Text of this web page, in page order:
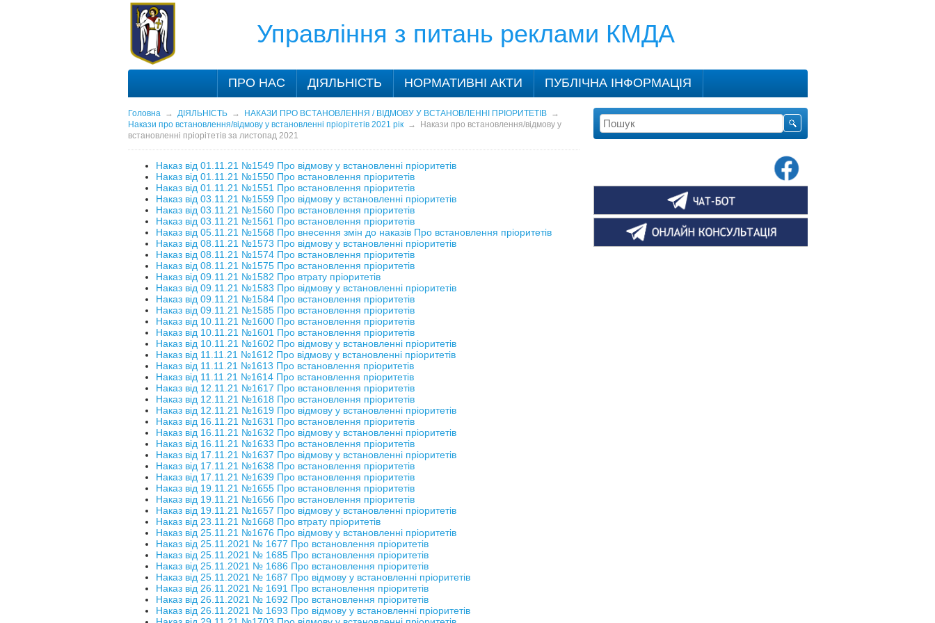
Управління з питань реклами КМДА
ПРО НАС ДІЯЛЬНІСТЬ НОРМАТИВНІ АКТИ ПУБЛІЧНА ІНФОРМАЦІЯ
Головна→ ДІЯЛЬНІСТЬ→ НАКАЗИ ПРО ВСТАНОВЛЕННЯ / ВІДМОВУ У ВСТАНОВЛЕННІ ПРІОРИТЕТІВ→
Накази про встановлення/відмову у встановленні пріорітетів 2021 рік→
Накази про встановлення/відмову у
встановленні пріорітетів за листопад 2021
Наказ від 01.11.21 №1549 Про відмову у встановленні пріоритетів
Наказ від 01.11.21 №1550 Про встановлення пріоритетів
Наказ від 01.11.21 №1551 Про встановлення пріоритетів
Наказ від 03.11.21 №1559 Про відмову у встановленні пріоритетів
Наказ від 03.11.21 №1560 Про встановлення пріоритетів
Наказ від 03.11.21 №1561 Про встановлення пріоритетів
Наказ від 05.11.21 №1568 Про внесення змін до наказів Про встановлення пріоритетів
Наказ від 08.11.21 №1573 Про відмову у встановленні пріоритетів
Наказ від 08.11.21 №1574 Про встановлення пріоритетів
Наказ від 08.11.21 №1575 Про встановлення пріоритетів
Наказ від 09.11.21 №1582 Про втрату пріоритетів
Наказ від 09.11.21 №1583 Про відмову у встановленні пріоритетів
Наказ від 09.11.21 №1584 Про встановлення пріоритетів
Наказ від 09.11.21 №1585 Про встановлення пріоритетів
Наказ від 10.11.21 №1600 Про встановлення пріоритетів
Наказ від 10.11.21 №1601 Про встановлення пріоритетів
Наказ від 10.11.21 №1602 Про відмову у встановленні пріоритетів
Наказ від 11.11.21 №1612 Про відмову у встановленні пріоритетів
Наказ від 11.11.21 №1613 Про встановлення пріоритетів
Наказ від 11.11.21 №1614 Про встановлення пріоритетів
Наказ від 12.11.21 №1617 Про встановлення пріоритетів
Наказ від 12.11.21 №1618 Про встановлення пріоритетів
Наказ від 12.11.21 №1619 Про відмову у встановленні пріоритетів
Наказ від 16.11.21 №1631 Про встановлення пріоритетів
Наказ від 16.11.21 №1632 Про відмову у встановленні пріоритетів
Наказ від 16.11.21 №1633 Про встановлення пріоритетів
Наказ від 17.11.21 №1637 Про відмову у встановленні пріоритетів
Наказ від 17.11.21 №1638 Про встановлення пріоритетів
Наказ від 17.11.21 №1639 Про встановлення пріоритетів
Наказ від 19.11.21 №1655 Про встановлення пріоритетів
Наказ від 19.11.21 №1656 Про встановлення пріоритетів
Наказ від 19.11.21 №1657 Про відмову у встановленні пріоритетів
Наказ від 23.11.21 №1668 Про втрату пріоритетів
Наказ від 25.11.21 №1676 Про відмову у встановленні пріоритетів
Наказ від 25.11.2021 № 1677 Про встановлення пріоритетів
Наказ від 25.11.2021 № 1685 Про встановлення пріоритетів
Наказ від 25.11.2021 № 1686 Про встановлення пріоритетів
Наказ від 25.11.2021 № 1687 Про відмову у встановленні пріоритетів
Наказ від 26.11.2021 № 1691 Про встановлення пріоритетів
Наказ від 26.11.2021 № 1692 Про встановлення пріоритетів
Наказ від 26.11.2021 № 1693 Про відмову у встановленні пріоритетів